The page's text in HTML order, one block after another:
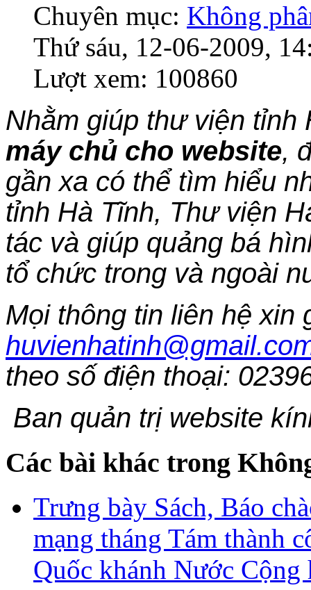
Chuyên mục: Không
Thứ sáu, 12-06-2009,
Lượt xem: 100860
Nhằm giúp thư viện tỉnh
máy chủ cho website,
gần xa có thể tìm hiểu
tỉnh Hà Tĩnh, Thư viện
tác và giúp quảng bá
tổ chức trong và ngoài
Mọi thông tin liên hệ xin
theo số điện thoại:
Ban quản trị website
Các bài khác trong
Trưng bày Sách, Báo
mạng tháng Tám thành
Quốc khánh Nước